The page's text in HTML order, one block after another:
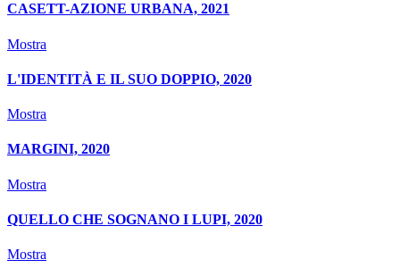
CASETT-AZIONE URBANA, 2021
Mostra
L'IDENTITÀ E IL SUO DOPPIO, 2020
Mostra
MARGINI, 2020
Mostra
QUELLO CHE SOGNANO I LUPI, 2020
Mostra